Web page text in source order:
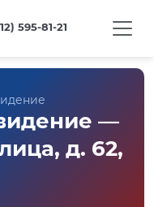
595-81-21
—
д. 62,